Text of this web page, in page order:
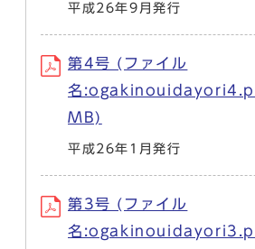
平成26年9月発行
第4号 (ファイル
名
MB)
平成26年1月発行
第3号 (ファイル
名